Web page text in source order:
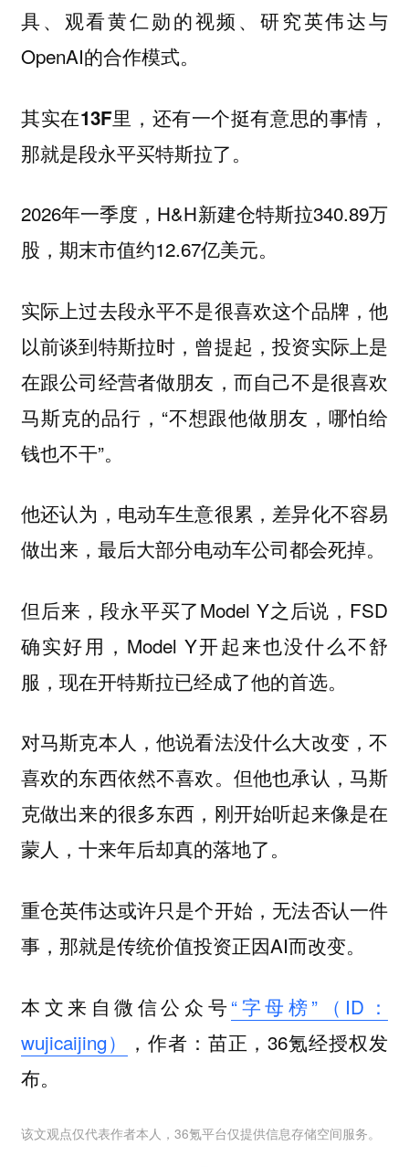
具、观看黄仁勋的视频、研究英伟达与
OpenAI的合作模式。
其实在13F里，还有一个挺有意思的事情，
那就是段永平买特斯拉了。
2026年一季度，H&H新建仓特斯拉340.89万
股，期末市值约12.67亿美元。
实际上过去段永平不是很喜欢这个品牌，他
以前谈到特斯拉时，曾提起，投资实际上是
在跟公司经营者做朋友，而自己不是很喜欢
马斯克的品行，“不想跟他做朋友，哪怕给
钱也不干”。
他还认为，电动车生意很累，差异化不容易
做出来，最后大部分电动车公司都会死掉。
但后来，段永平买了Model Y之后说，FSD
确实好用，Model Y开起来也没什么不舒
服，现在开特斯拉已经成了他的首选。
对马斯克本人，他说看法没什么大改变，不
喜欢的东西依然不喜欢。但他也承认，马斯
克做出来的很多东西，刚开始听起来像是在
蒙人，十来年后却真的落地了。
重仓英伟达或许只是个开始，无法否认一件
事，那就是传统价值投资正因AI而改变。
本文来自微信公众号“字母榜”（ID：
wujicaijing）
，作者：苗正，36氪经授权发
布。
该文观点仅代表作者本人，36氪平台仅提供信息存储空间服务。